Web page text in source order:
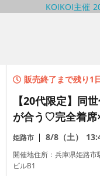
販売終了まで残り1
【20代限定】同
が合う♡完全着席
グゲーム付きマッ
姫路市 8/8（土）
開催地住所：兵庫県姫路
ビルB1